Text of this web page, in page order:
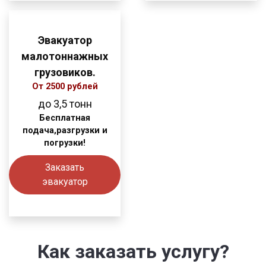
Эвакуатор
малотоннажных
грузовиков.
От 2500 рублей
до 3,5 тонн
Бесплатная
подача,разгрузки и
погрузки!
Заказать
эвакуатор
Как заказать услугу?